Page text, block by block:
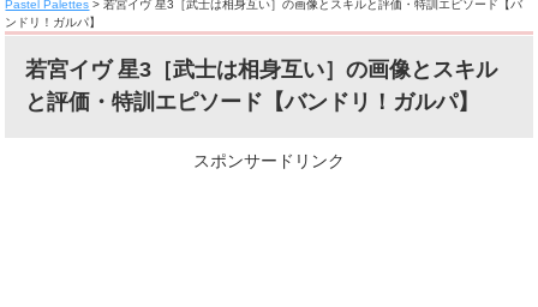
Pastel Palettes >若宮イヴ 星3［武士は相身互い］の画像とスキルと評価・特訓エピソード【バ
ンドリ！ガルパ】
若宮イヴ 星3［武士は相身互い］の画像とスキル
と評価・特訓エピソード【バンドリ！ガルパ】
スポンサードリンク